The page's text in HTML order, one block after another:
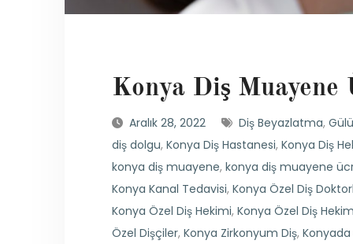
Konya Diş
Aralık 28, 2022 Diş Beyazlatma,
diş dolgu, Konya Diş Hastanesi, Konya Diş
konya diş muayene, konya diş muayene
Konya Kanal Tedavisi, Konya Özel Diş
Konya Özel Diş Hekimi, Konya Özel Diş
Özel Dişçiler, Konya Zirkonyum Diş, Konyada